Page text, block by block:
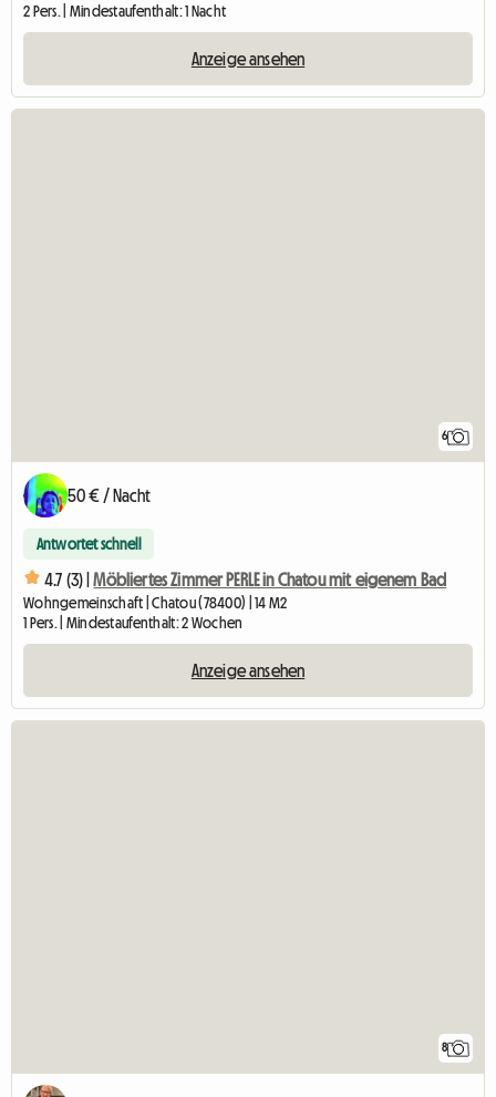
2 Pers. | Mindestaufenthalt: 1 Nacht
Anzeige ansehen
6
50 € / Nacht
Antwortet schnell
4.7 (3) | Möbliertes Zimmer PERLE in Chatou mit eigenem Bad
Wohngemeinschaft | Chatou (78400) | 14 M2
1 Pers. | Mindestaufenthalt: 2 Wochen
Anzeige ansehen
8